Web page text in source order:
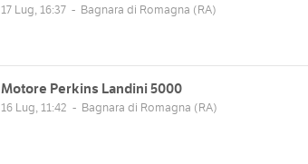
17 Lug, 16:37 - Bagnara di Romagna (RA)
Motore Perkins Landini 5000
16 Lug, 11:42 - Bagnara di Romagna (RA)